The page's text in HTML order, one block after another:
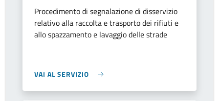
Procedimento di segnalazione di disservizio
relativo alla raccolta e trasporto dei rifiuti e
allo spazzamento e lavaggio delle strade
VAI AL SERVIZIO